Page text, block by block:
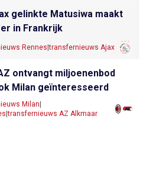
gelinkte Matusiwa maakt
in Frankrijk
Rennes |transfernieuws Ajax
ontvangt miljoenenbod
Milan geïnteresseerd
Milan
|transfernieuws AZ Alkmaar